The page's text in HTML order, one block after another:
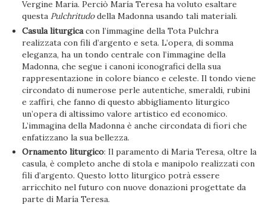
Vergine Maria. Perciò María Teresa ha voluto esaltare
questa Pulchritudodella Madonna usando tali materiali.
Casula liturgicacon l’immagine della Tota Pulchra
realizzata con fili d’argento e seta. L’opera, di somma
eleganza, ha un tondo centrale con l’immagine della
Madonna, che segue i canoni iconografici della sua
rappresentazione in colore bianco e celeste. Il tondo viene
circondato di numerose perle autentiche, smeraldi, rubini
e zaffiri, che fanno di questo abbigliamento liturgico
un’opera di altissimo valore artistico ed economico.
L’immagina della Madonna è anche circondata di fiori che
enfatizzano la sua bellezza.
Ornamento liturgico: Il paramento di Maria Teresa, oltre la
casula, è completo anche di stola e manipolo realizzati con
fili d’argento. Questo lotto liturgico potrà essere
arricchito nel futuro con nuove donazioni progettate da
parte di María Teresa.